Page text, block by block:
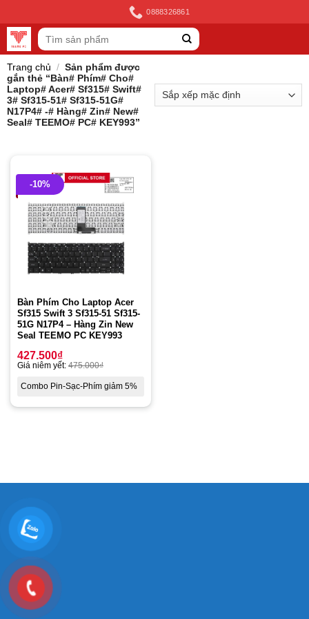
to
content
0888326861
Tìm
kiếm:
Trang chủ / Sản phẩm được
gắn thẻ “Bàn# Phím# Cho#
Laptop# Acer# Sf315# Swift#
3# Sf315-51# Sf315-51G#
N17P4# -# Hàng# Zin# New#
Seal# TEEMO# PC# KEY993”
-10%
Bàn Phím Cho Laptop Acer
Sf315 Swift 3 Sf315-51 Sf315-
51G N17P4 – Hàng Zin New
Seal TEEMO PC KEY993
427.500₫
Giá niêm yết: 475.000₫
Combo Pin-Sạc-Phím giảm 5%